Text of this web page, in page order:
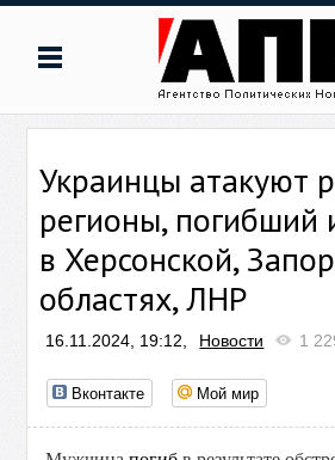
Украинцы атакуют
регионы, погибший
в Херсонской,
областях, ЛНР
16.11.2024, 19:12, Новости 1
Вконтакте Мой мир